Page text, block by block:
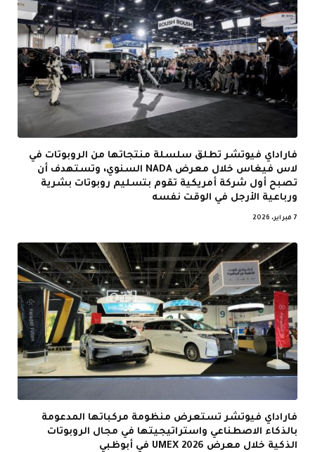
فاراداي فيوتشر تطلق سلسلة منتجاتها من الروبوتات في
لاس فيغاس خلال معرض NADA السنوي، وتستهدف أن
تصبح أول شركة أمريكية تقوم بتسليم روبوتات بشرية
ورباعية الأرجل في الوقت نفسه
7 فبراير، 2026
فاراداي فيوتشر تستعرض منظومة مركباتها المدعومة
بالذكاء الاصطناعي واستراتيجيتها في مجال الروبوتات
الذكية خلال معرض UMEX 2026 في أبوظبي